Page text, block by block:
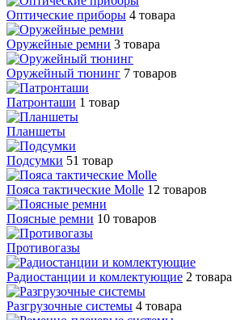
Оптические приборы 4 товара
Оружейные ремни 3 товара
Оружейный тюнинг 7 товаров
Патронташи 1 товар
Планшеты
Подсумки 51 товар
Пояса тактические Molle 12 товаров
Поясные ремни 10 товаров
Противогазы
Радиостанции и комлектующие 2 товара
Разгрузочные системы 4 товара